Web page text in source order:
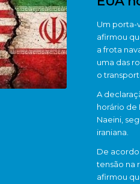
Um porta-
afirmou
a frota
uma das
o
A
horário de
Naeini,
iraniana.
De
tensão na
afirmou